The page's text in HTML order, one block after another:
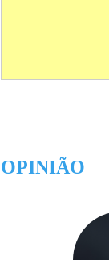
OPINIÃO